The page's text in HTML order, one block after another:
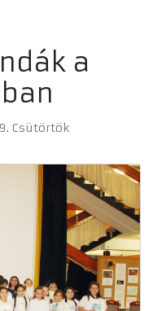
a
Csütörtök